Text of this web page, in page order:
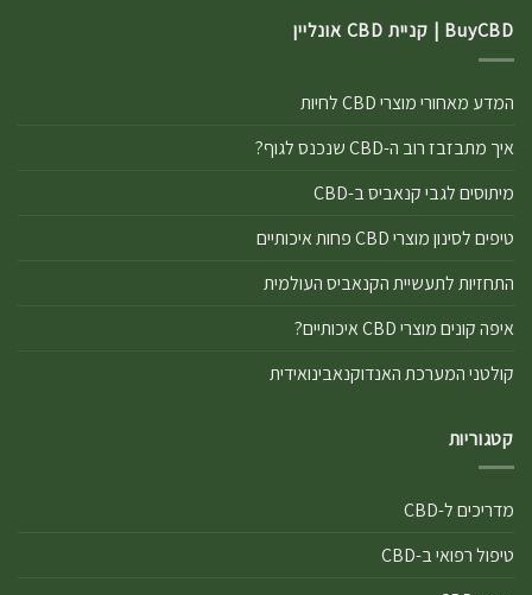
BuyCBD | קניית CBD אונליין
המדע מאחורי מוצרי CBD לחיות
איך מתבזבז רוב ה-CBD שנכנס לגוף?
מיתוסים לגבי קנאביס ב-CBD
טיפים לסינון מוצרי CBD פחות איכותיים
התחזיות לתעשיית הקנאביס העולמית
איפה קונים מוצרי CBD איכותיים?
קולטני המערכת האנדוקנאבינואידית
קטגוריות
מדריכים ל-CBD
טיפול רפואי ב-CBD